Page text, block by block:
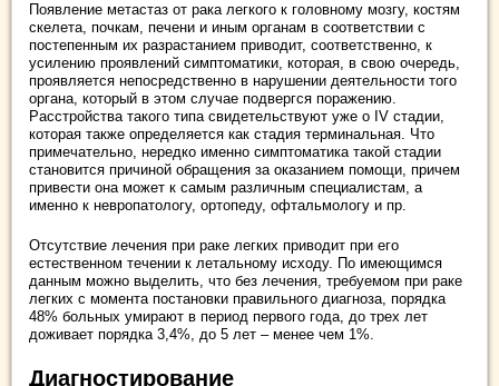
Появление метастаз от рака легкого к головному мозгу, костям
скелета, почкам, печени и иным органам в соответствии с
постепенным их разрастанием приводит, соответственно, к
усилению проявлений симптоматики, которая, в свою очередь,
проявляется непосредственно в нарушении деятельности того
органа, который в этом случае подвергся поражению.
Расстройства такого типа свидетельствуют уже о IV стадии,
которая также определяется как стадия терминальная. Что
примечательно, нередко именно симптоматика такой стадии
становится причиной обращения за оказанием помощи, причем
привести она может к самым различным специалистам, а
именно к невропатологу, ортопеду, офтальмологу и пр.
Отсутствие лечения при раке легких приводит при его
естественном течении к летальному исходу. По имеющимся
данным можно выделить, что без лечения, требуемом при раке
легких с момента постановки правильного диагноза, порядка
48% больных умирают в период первого года, до трех лет
доживает порядка 3,4%, до 5 лет – менее чем 1%.
Диагностирование